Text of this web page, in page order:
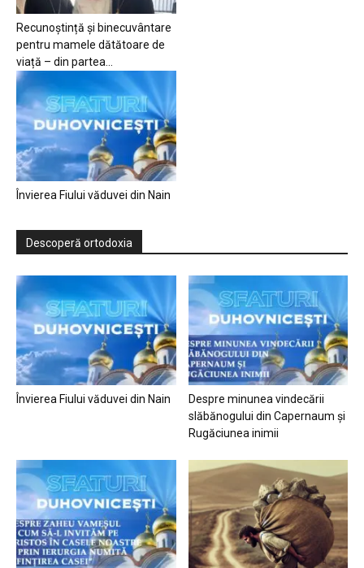
Recunoștință și binecuvântare
pentru mamele dătătoare de
viață – din partea...
Învierea Fiului văduvei din Nain
Descoperă ortodoxia
Învierea Fiului văduvei din Nain
Despre minunea vindecării
slăbănogului din Capernaum și
Rugăciunea inimii